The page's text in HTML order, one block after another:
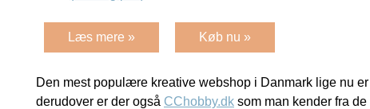
Læs mere » Køb nu »
Den mest populære kreative webshop i Danmark lige nu er
derudover er der også CChobby.dk som man kender fra